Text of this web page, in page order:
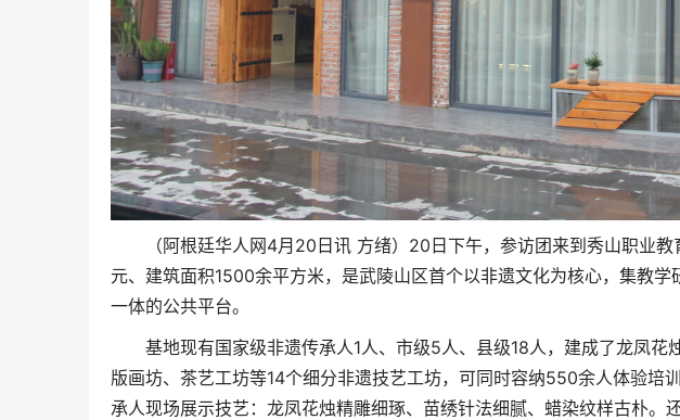
（阿根廷华人网4月20日讯 方绪）20日下午，参访团来到秀山职业
元、建筑面积1500余平方米，是武陵山区首个以非遗文化为核心，集教
一体的公共平台。
基地现有国家级非遗传承人1人、市级5人、县级18人，建成了龙凤花
版画坊、茶艺工坊等14个细分非遗技艺工坊，可同时容纳550余人体验培
承人现场展示技艺：龙凤花烛精雕细琢、苗绣针法细腻、蜡染纹样古朴。